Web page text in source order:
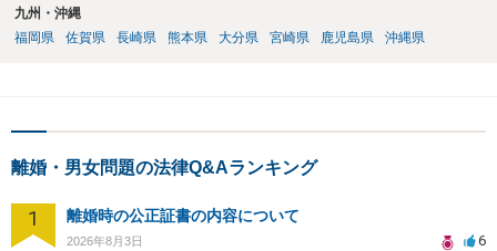
九州・沖縄
福岡県
佐賀県 長崎県 熊本県 大分県 宮崎県 鹿児島県 沖縄県
離婚・男女問題の法律Q&Aランキング
1 離婚時の公正証書の内容について
2026年8月3日 6